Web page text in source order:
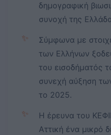
δημογραφική
συνοχή της
✨
Σύμφωνα με
των Ελλήνων
του εισοδήματός
συνεχή αύξηση
το 2025.
✨
Η έρευνα του
Αττική ένα μικρό